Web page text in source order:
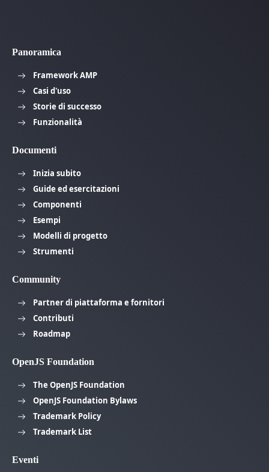
Panoramica
Framework AMP
Casi d'uso
Storie di successo
Funzionalità
Documenti
Inizia subito
Guide ed esercitazioni
Componenti
Esempi
Modelli di progetto
Strumenti
Community
Partner di piattaforma e fornitori
Contributi
Roadmap
OpenJS Foundation
The OpenJS Foundation
OpenJS Foundation Bylaws
Trademark Policy
Trademark List
Eventi